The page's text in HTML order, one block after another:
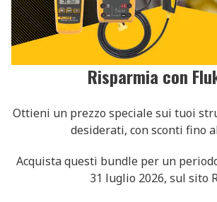
Risparmia con
Ottieni un prezzo speciale sui tuoi
desiderati, con sconti fino
Acquista questi bundle per un
31 luglio 2026, sul sito